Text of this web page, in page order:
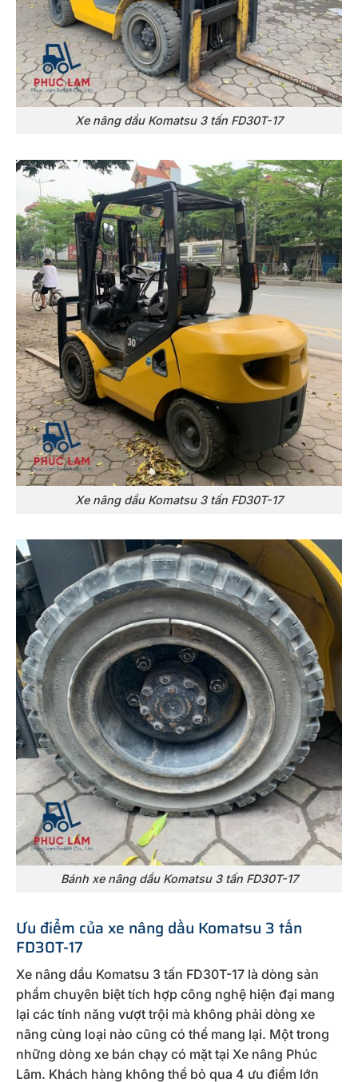
Xe nâng dầu Komatsu 3 tấn FD30T-17
Xe nâng dầu Komatsu 3 tấn FD30T-17
Bánh xe nâng dầu Komatsu 3 tấn FD30T-17
Ưu điểm của xe nâng dầu Komatsu 3 tấn
FD30T-17
Xe nâng dầu Komatsu 3 tấn FD30T-17 là dòng sản
phẩm chuyên biệt tích hợp công nghệ hiện đại mang
lại các tính năng vượt trội mà không phải dòng xe
nâng cùng loại nào cũng có thể mang lại. Một trong
những dòng xe bán chạy có mặt tại Xe nâng Phúc
Lâm. Khách hàng không thể bỏ qua 4 ưu điểm lớn